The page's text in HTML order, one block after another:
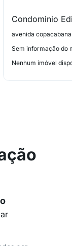
avenida
Sem informação do
Nenhum imóvel